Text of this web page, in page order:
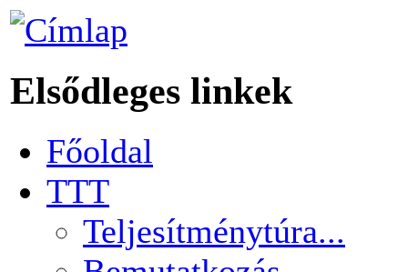
Elsődleges linkek
Főoldal
TTT
Teljesítménytúra...